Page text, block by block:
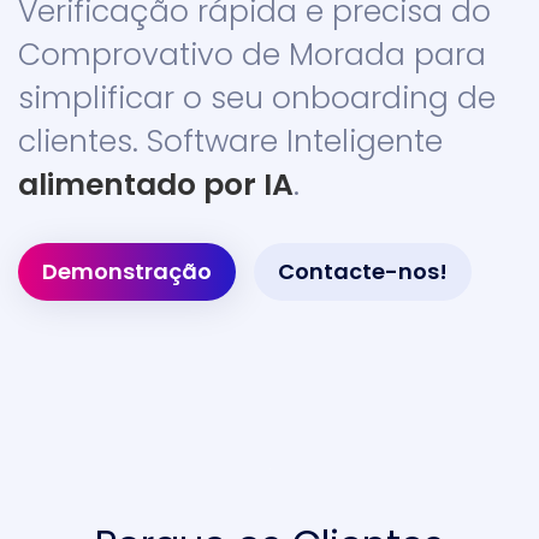
Verificação rápida e precisa do
Comprovativo de Morada para
simplificar o seu onboarding de
clientes. Software Inteligente
alimentado por IA.
Demonstração Contacte-nos!